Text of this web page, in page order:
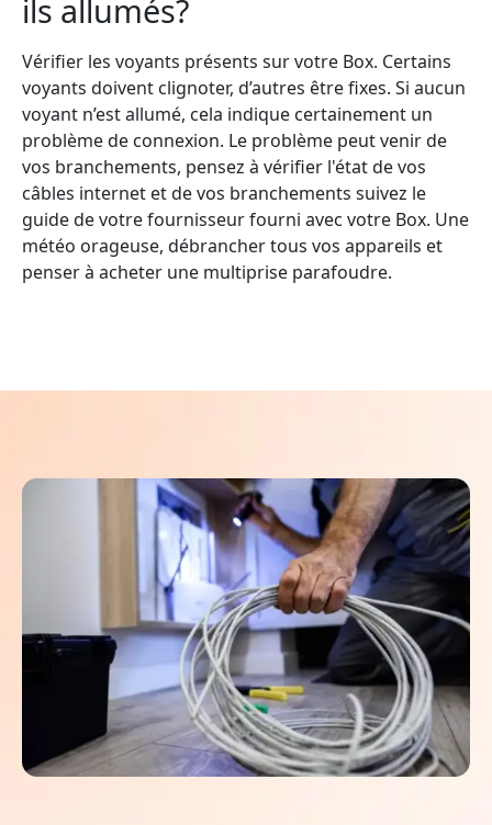
ils allumés?
Vérifier les voyants présents sur votre Box. Certains
voyants doivent clignoter, d’autres être fixes. Si aucun
voyant n’est allumé, cela indique certainement un
problème de connexion. Le problème peut venir de
vos branchements, pensez à vérifier l'état de vos
câbles internet et de vos branchements suivez le
guide de votre fournisseur fourni avec votre Box. Une
météo orageuse, débrancher tous vos appareils et
penser à acheter une multiprise parafoudre.